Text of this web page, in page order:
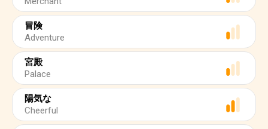
冒険
Adventure
宮殿
Palace
陽気な
Cheerful